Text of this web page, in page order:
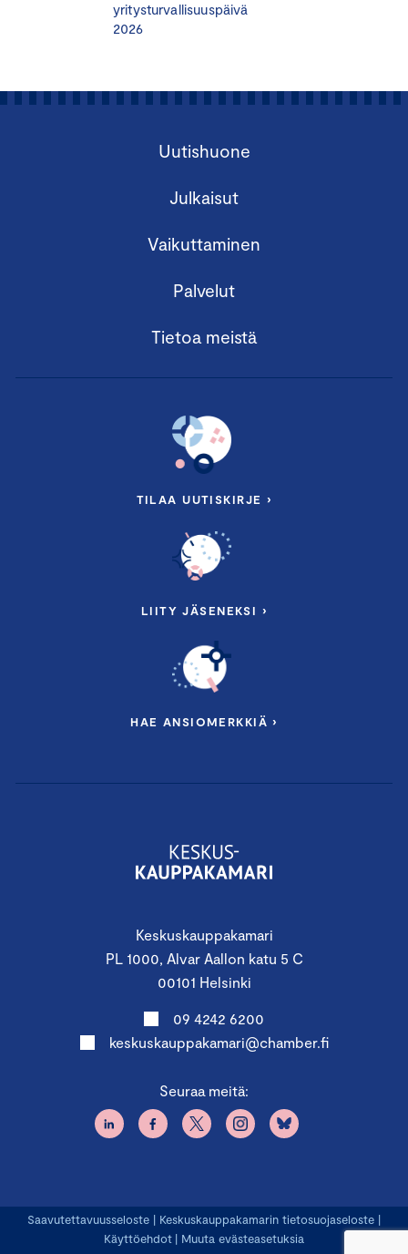
yritysturvallisuuspäivä
2026
Keskuskauppakamari
PL 1000, Alvar Aallon katu 5 C
00101 Helsinki
09 4242 6200
keskuskauppakamari@chamber.fi
Seuraa meitä:
Uutishuone
Julkaisut
Vaikuttaminen
Palvelut
Tietoa meistä
TILAA UUTISKIRJE ›
LIITY JÄSENEKSI ›
HAE ANSIOMERKKIÄ ›
Saavutettavuusseloste | Keskuskauppakamarin tietosuojaseloste |
Käyttöehdot | Muuta evästeasetuksia